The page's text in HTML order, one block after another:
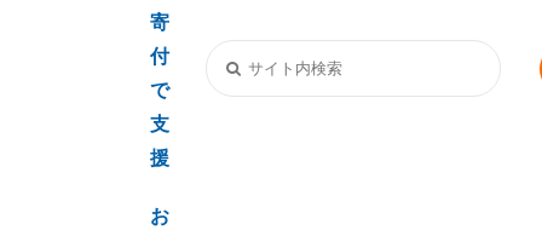
寄
付
で
支
援
お